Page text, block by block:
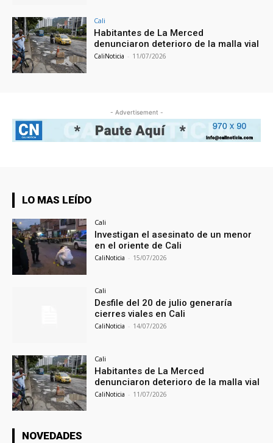
Cali
Habitantes de La Merced
denunciaron deterioro de la malla vial
CaliNoticia - 11/07/2026
- Advertisement -
LO MAS LEÍDO
Cali
Investigan el asesinato de un menor
en el oriente de Cali
CaliNoticia - 15/07/2026
Cali
Desfile del 20 de julio generaría
cierres viales en Cali
CaliNoticia - 14/07/2026
Cali
Habitantes de La Merced
denunciaron deterioro de la malla vial
CaliNoticia - 11/07/2026
NOVEDADES